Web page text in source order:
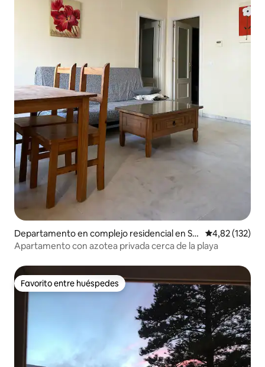
Departamento en complejo residencial en Sa
nlúcar de Barrameda
Calificación
4,82 (132)
Apartamento con azotea privada cerca de la playa
Favorito entre huéspedes
Favorito entre huéspedes